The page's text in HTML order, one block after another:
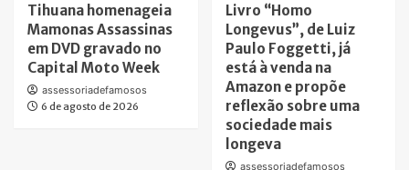
Tihuana homenageia
Mamonas Assassinas
em DVD gravado no
Capital Moto Week
assessoriadefamosos
6 de agosto de 2026
Livro “Homo
Longevus”, de Luiz
Paulo Foggetti, já
está à venda na
Amazon e propõe
reflexão sobre uma
sociedade mais
longeva
assessoriadefamosos